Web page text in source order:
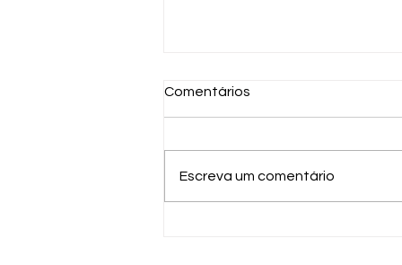
Comentários
Escreva um comentário